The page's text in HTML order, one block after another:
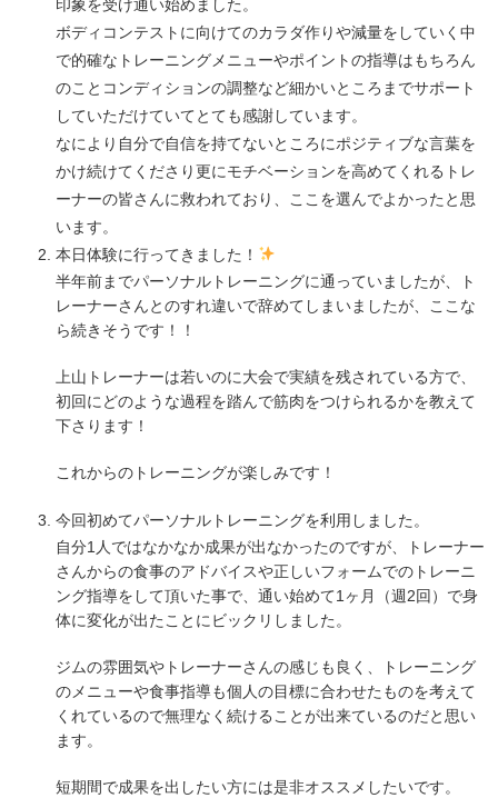
印象を受け通い始めました。
ボディコンテストに向けてのカラダ作りや減量をしていく中
で的確なトレーニングメニューやポイントの指導はもちろん
のことコンディションの調整など細かいところまでサポート
していただけていてとても感謝しています。
なにより自分で自信を持てないところにポジティブな言葉を
かけ続けてくださり更にモチベーションを高めてくれるトレ
ーナーの皆さんに救われており、ここを選んでよかったと思
います。
本日体験に行ってきました！
半年前までパーソナルトレーニングに通っていましたが、ト
レーナーさんとのすれ違いで辞めてしまいましたが、ここな
ら続きそうです！！
上山トレーナーは若いのに大会で実績を残されている方で、
初回にどのような過程を踏んで筋肉をつけられるかを教えて
下さります！
これからのトレーニングが楽しみです！
今回初めてパーソナルトレーニングを利用しました。
自分1人ではなかなか成果が出なかったのですが、トレーナー
さんからの食事のアドバイスや正しいフォームでのトレーニ
ング指導をして頂いた事で、通い始めて1ヶ月（週2回）で身
体に変化が出たことにビックリしました。
ジムの雰囲気やトレーナーさんの感じも良く、トレーニング
のメニューや食事指導も個人の目標に合わせたものを考えて
くれているので無理なく続けることが出来ているのだと思い
ます。
短期間で成果を出したい方には是非オススメしたいです。